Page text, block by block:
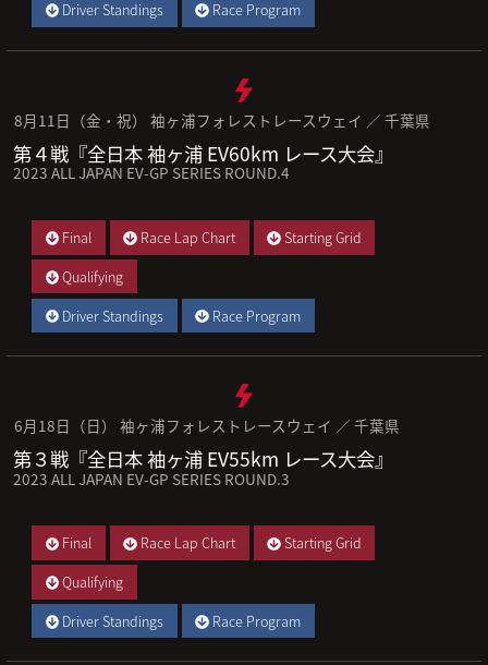
Driver Standings Race Program
8月11日（金・祝） 袖ヶ浦フォレストレースウェイ ／ 千葉県
第４戦『全日本 袖ヶ浦 EV60km レース大会』
2023 ALL JAPAN EV-GP SERIES ROUND.4
Final Race Lap Chart
Starting Grid
Qualifying
Driver Standings
Race Program
6月18日（日） 袖ヶ浦フォレストレースウェイ ／ 千葉県
第３戦『全日本 袖ヶ浦 EV55km レース大会』
2023 ALL JAPAN EV-GP SERIES ROUND.3
Final Race Lap Chart
Starting Grid
Qualifying
Driver Standings
Race Program